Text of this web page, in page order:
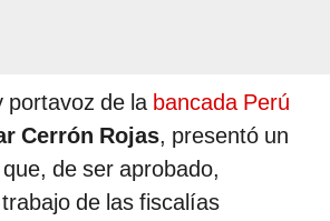
portavoz de la bancada Perú
Cerrón Rojas, presentó un
de ser aprobado,
de las fiscalías